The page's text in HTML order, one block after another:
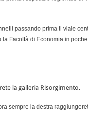
passando prima il viale
Facoltà di Economia in poche
la galleria Risorgimento.
sempre la destra